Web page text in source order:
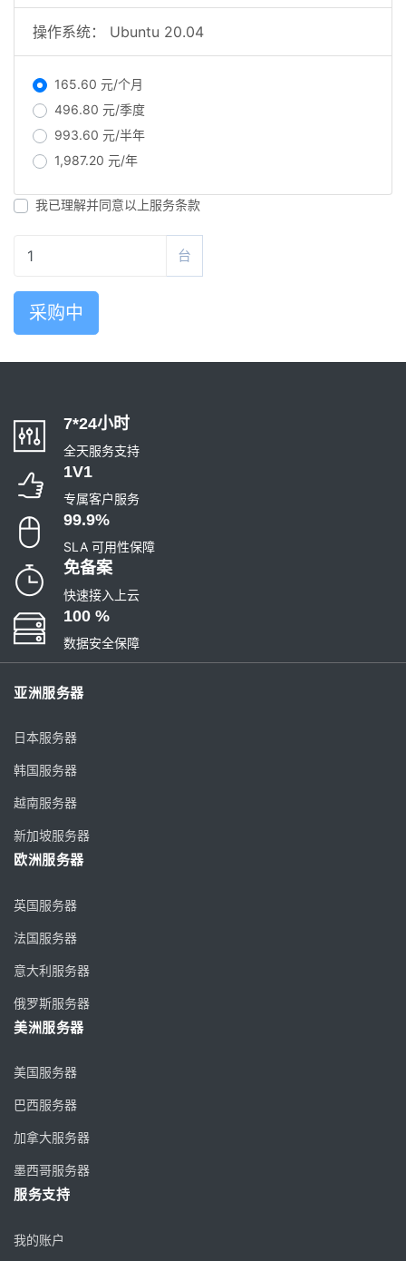
操作系统： Ubuntu 20.04
165.60 元/个月
496.80 元/季度
993.60 元/半年
1,987.20 元/年
我已理解并同意以上服务条款
台
采购中
7*24小时
全天服务支持
1V1
专属客户服务
99.9%
SLA 可用性保障
免备案
快速接入上云
100 %
数据安全保障
亚洲服务器
日本服务器
韩国服务器
越南服务器
新加坡服务器
欧洲服务器
英国服务器
法国服务器
意大利服务器
俄罗斯服务器
美洲服务器
美国服务器
巴西服务器
加拿大服务器
墨西哥服务器
服务支持
我的账户